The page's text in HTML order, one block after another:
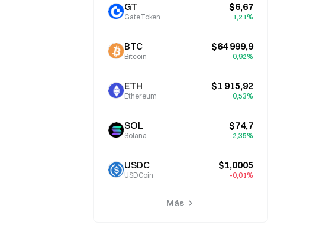
GT
GateToken
$6,67
1,21%
BTC
Bitcoin
$64 999,9
0,92%
ETH
Ethereum
$1 915,92
0,53%
SOL
Solana
$74,7
2,35%
USDC
USDCoin
$1,0005
-0,01%
Más